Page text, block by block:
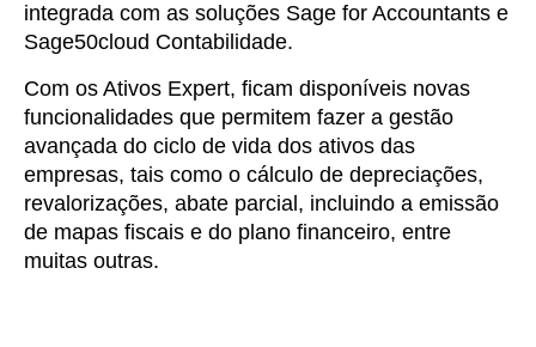
integrada com as soluções Sage for Accountants e
Sage50cloud Contabilidade.
Com os Ativos Expert, ficam disponíveis novas
funcionalidades que permitem fazer a gestão
avançada do ciclo de vida dos ativos das
empresas, tais como o cálculo de depreciações,
revalorizações, abate parcial, incluindo a emissão
de mapas fiscais e do plano financeiro, entre
muitas outras.